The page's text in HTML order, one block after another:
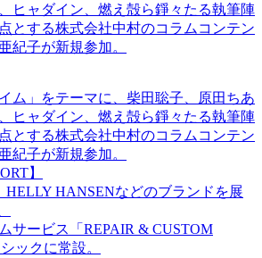
ヒャダイン、燃え殻ら錚々たる執筆陣
とする株式会社中村のコラムコンテン
紀子が新規参加。
ム」をテーマに、柴田聡子、原田ちあ
ヒャダイン、燃え殻ら錚々たる執筆陣
とする株式会社中村のコラムコンテン
紀子が新規参加。
】
HELLY HANSENなどのブランドを展
サービス「REPAIR & CUSTOM
ックに常設。